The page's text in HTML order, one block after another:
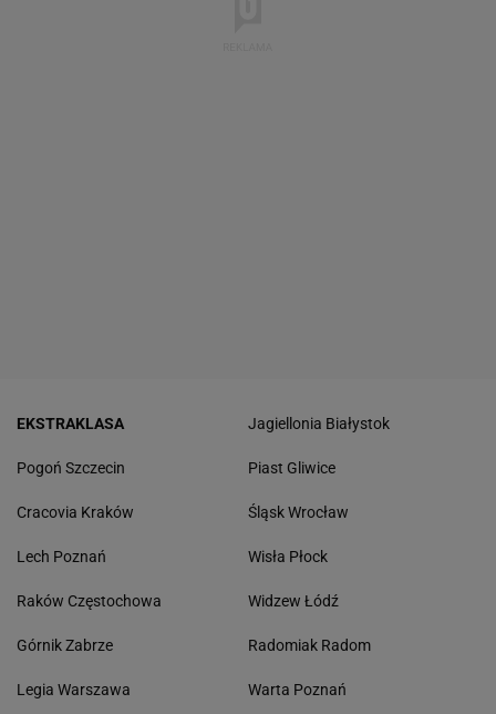
EKSTRAKLASA
Pogoń Szczecin
Cracovia Kraków
Lech Poznań
Raków Częstochowa
Górnik Zabrze
Legia Warszawa
Jagiellonia Białystok
Piast Gliwice
Śląsk Wrocław
Wisła Płock
Widzew Łódź
Radomiak Radom
Warta Poznań